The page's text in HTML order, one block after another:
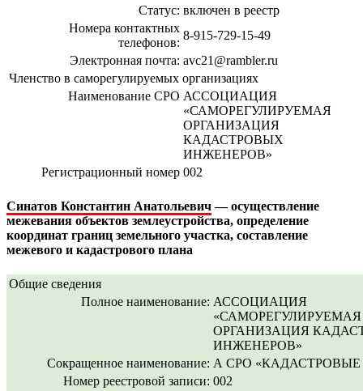
Статус: включен в реестр
Номера контактных
телефонов:
8-915-729-15-49
Электронная почта: avc21@rambler.ru
Членство в саморегулируемых организациях
Наименование СРО АССОЦИАЦИЯ
«САМОРЕГУЛИРУЕМАЯ
ОРГАНИЗАЦИЯ
КАДАСТРОВЫХ
ИНЖЕНЕРОВ»
Регистрационный номер 002
Синатов Константин Анатольевич— осуществление
межевания объектов землеустройства, определение
координат границ земельного участка, составление
межевого и кадастрового плана
Общие сведения
Полное наименование: АССОЦИАЦИЯ
«САМОРЕГУЛИРУЕМАЯ
ОРГАНИЗАЦИЯ
ИНЖЕНЕРОВ»
Сокращенное наименование: А СРО
Номер реестровой записи: 002